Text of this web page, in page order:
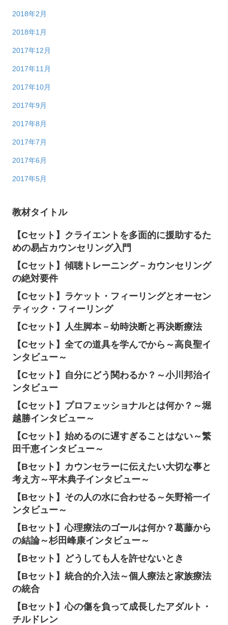
2018年2月
2018年1月
2017年12月
2017年11月
2017年10月
2017年9月
2017年8月
2017年7月
2017年6月
2017年5月
教材タイトル
【Cセット】クライエントを多面的に援助するた
めの易占カウンセリング入門
【Cセット】傾聴トレーニング－カウンセリング
の絶対要件
【Cセット】ラケット・フィーリングとオーセン
ティック・フィーリング
【Cセット】人生脚本－幼時決断と再決断療法
【Cセット】全ての道具を学んでから～高良聖イ
ンタビュー～
【Cセット】自分にどう関わるか？～小川邦治イ
ンタビュー
【Cセット】プロフェッショナルとは何か？～堀
越勝インタビュー～
【Cセット】始めるのに遅すぎることはない～繁
田千恵インタビュー～
【Bセット】カウンセラーに伝えたい大切な事と
考え方～平木典子インタビュー～
【Bセット】その人の水に合わせる～矢野裕一イ
ンタビュー～
【Bセット】心理療法のゴールは何か？葛藤から
の結論～杉田峰康インタビュー～
【Bセット】どうしても人を許せないとき
【Bセット】統合的介入法～個人療法と家族療法
の統合
【Bセット】心の傷を負って成長したアダルト・
チルドレン